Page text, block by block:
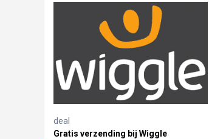
deal
Gratis verzending bij Wiggle